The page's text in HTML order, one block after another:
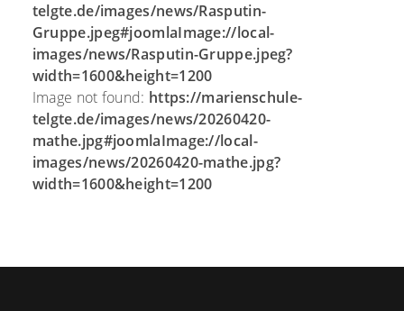
telgte.de/images/news/Rasputin-
Gruppe.jpeg#joomlaImage://local-
images/news/Rasputin-Gruppe.jpeg?
width=1600&height=1200
Image not found: https://marienschule-
telgte.de/images/news/20260420-
mathe.jpg#joomlaImage://local-
images/news/20260420-mathe.jpg?
width=1600&height=1200